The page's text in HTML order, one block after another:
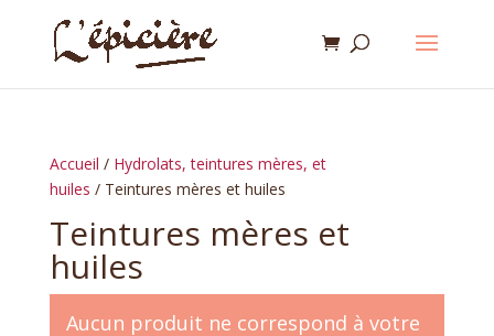
Accueil / Hydrolats, teintures mères, et
huiles / Teintures mères et huiles
Teintures mères et
huiles
Aucun produit ne correspond à votre